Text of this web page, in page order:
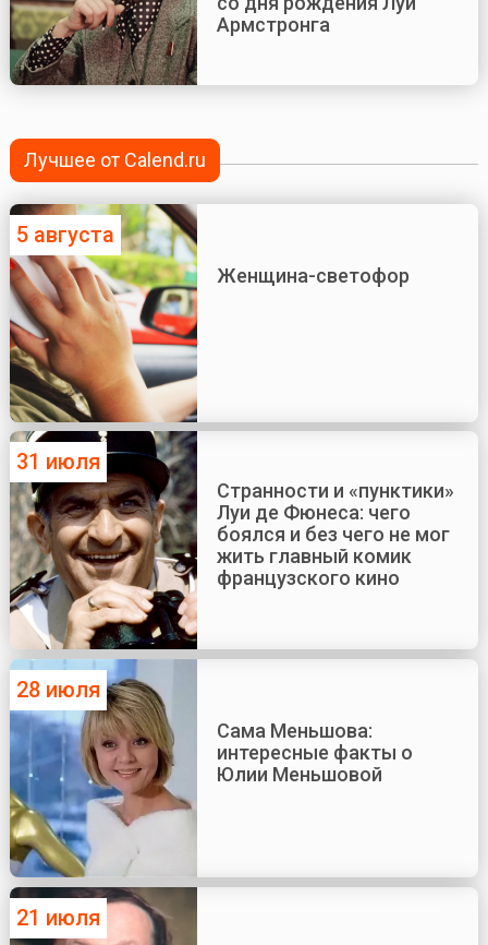
Армстронга
Лучшее от Calend.ru
5 августа
Женщина-светофор
31 июля
Странности и «пунктики»
Луи де Фюнеса: чего
боялся и без чего не мог
жить главный комик
французского кино
28 июля
Сама Меньшова:
интересные факты о
Юлии Меньшовой
21 июля